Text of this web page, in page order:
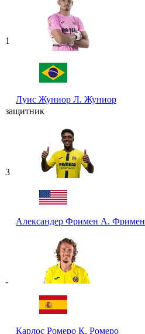
1
Луис Жуниор Л. Жуниор
защитник
3
Александер Фримен А. Фримен
-
Карлос Ромеро К. Ромеро